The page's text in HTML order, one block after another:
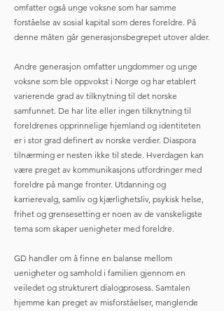
omfatter også unge voksne som har samme
forståelse av sosial kapital som deres foreldre. På
denne måten går generasjonsbegrepet utover alder.
Andre generasjon omfatter ungdommer og unge
voksne som ble oppvokst i Norge og har etablert
varierende grad av tilknytning til det norske
samfunnet. De har lite eller ingen tilknytning til
foreldrenes opprinnelige hjemland og identiteten
er i stor grad definert av norske verdier. Diaspora
tilnærming er nesten ikke til stede. Hverdagen kan
være preget av kommunikasjons utfordringer med
foreldre på mange fronter. Utdanning og
karrierevalg, samliv og kjærlighetsliv, psykisk helse,
frihet og grensesetting er noen av de vanskeligste
tema som skaper uenigheter med foreldre.
GD handler om å finne en balanse mellom
uenigheter og samhold i familien gjennom en
veiledet og strukturert dialogprosess. Samtalen
hjemme kan preget av misforståelser, manglende